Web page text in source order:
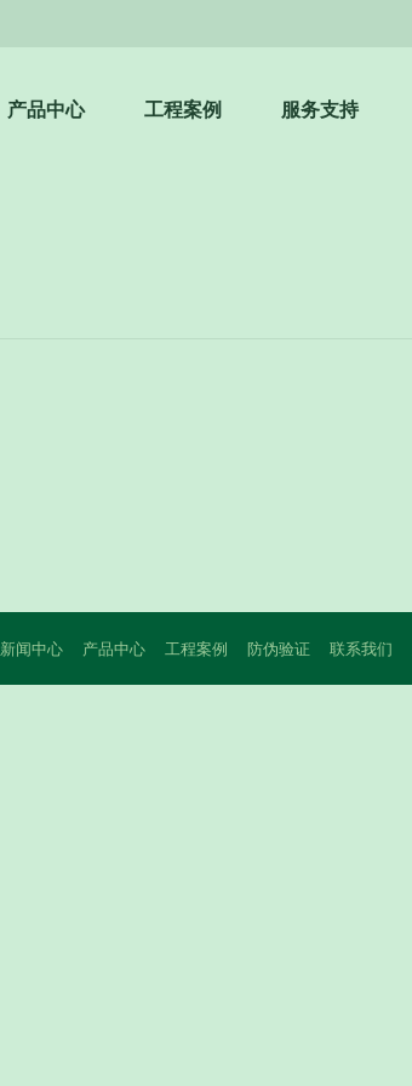
产品中心 工程案例 服务支持
新闻中心 产品中心 工程案例 防伪验证 联系我们